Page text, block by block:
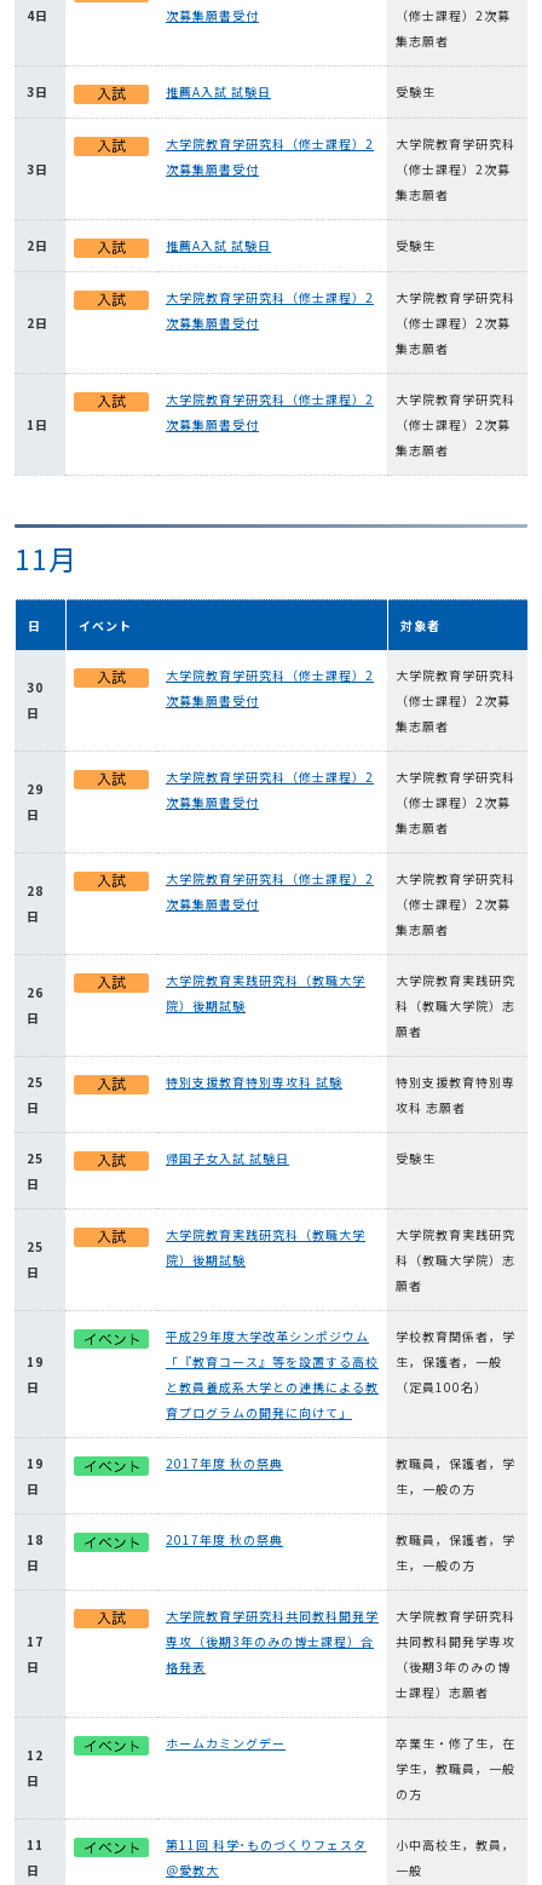
4日
次募集願書受付
（修士課程）2次募
集志願者
3日 推薦A入試 試験日 受験生
3日
大学院教育学研究科（修士課程）2
次募集願書受付
大学院教育学研究科
（修士課程）2次募
集志願者
2日 推薦A入試 試験日 受験生
2日
大学院教育学研究科（修士課程）2
次募集願書受付
大学院教育学研究科
（修士課程）2次募
集志願者
1日
大学院教育学研究科（修士課程）2
次募集願書受付
大学院教育学研究科
（修士課程）2次募
集志願者
11月
日 イベント 対象者
30
日
大学院教育学研究科（修士課程）2
次募集願書受付
大学院教育学研究科
（修士課程）2次募
集志願者
29
日
大学院教育学研究科（修士課程）2
次募集願書受付
大学院教育学研究科
（修士課程）2次募
集志願者
28
日
大学院教育学研究科（修士課程）2
次募集願書受付
大学院教育学研究科
（修士課程）2次募
集志願者
26
日
大学院教育実践研究科（教職大学
院）後期試験
大学院教育実践研究
科（教職大学院）志
願者
25
日
特別支援教育特別専攻科 試験
特別支援教育特別専
攻科 志願者
25
日
帰国子女入試 試験日 受験生
25
日
大学院教育実践研究科（教職大学
院）後期試験
大学院教育実践研究
科（教職大学院）志
願者
19
日
平成29年度大学改革シンポジウム
「『教育コース』等を設置する高校
と教員養成系大学との連携による教
育プログラムの開発に向けて」
学校教育関係者，学
生，保護者，一般
（定員100名）
19
日
2017年度 秋の祭典
教職員，保護者，学
生，一般の方
18
日
2017年度 秋の祭典
教職員，保護者，学
生，一般の方
17
日
大学院教育学研究科共同教科開発学
専攻（後期3年のみの博士課程）合
格発表
大学院教育学研究科
共同教科開発学専攻
（後期3年のみの博
士課程）志願者
12
日
ホームカミングデー
卒業生・修了生，在
学生，教職員，一般
の方
11
日
第11回 科学･ものづくりフェスタ
＠愛教大
小中高校生，教員，
一般